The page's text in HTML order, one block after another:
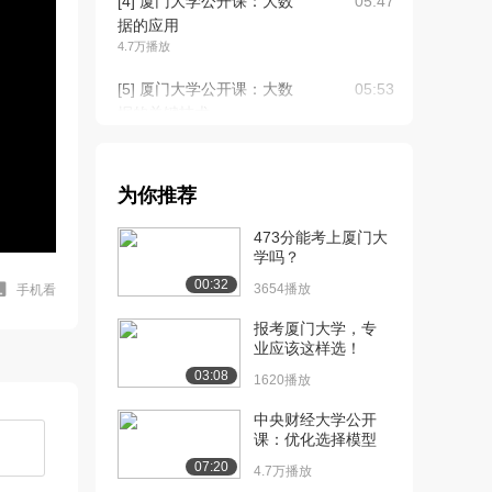
手机看
据的应用
4.7万播放
[5] 厦门大学公开课：大数
05:53
算
[7] 厦门大学公开课：物联
[8] 厦门大学公开课：
Hadoop简介
[9] 厦门大学公开课：
Hadoop不同版...
10:54
为你推荐
00:32
473分能考上厦门大
学吗？
3654播放
03:08
报考厦门大学，专
业应该这样选！
1620播放
07:20
中央财经大学公开
课：优化选择模型
4.7万播放